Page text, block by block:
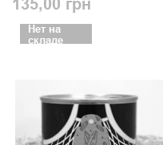
135,00 грн
Нет на
складе